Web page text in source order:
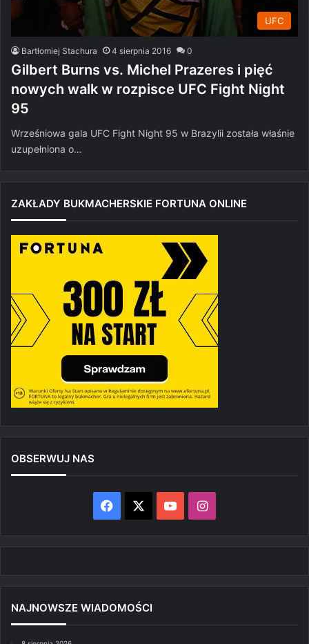
UFC
Bartłomiej Stachura 4 sierpnia 2016 0
Gilbert Burns vs. Michel Prazeres i pięć
nowych walk w rozpisce UFC Fight Night
95
Wrześniowa gala UFC Fight Night 95 w Brazylii została właśnie
uzupełniona o…
ZAKŁADY BUKMACHERSKIE FORTUNA ONLINE
OBSERWUJ NAS
Facebook YouTubeInstagram
NAJNOWSZE WIADOMOŚCI